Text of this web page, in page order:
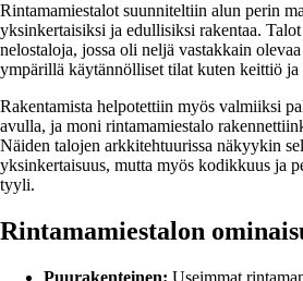
Rintamamiestalot suunniteltiin alun perin
yksinkertaisiksi ja edullisiksi rakentaa.
nelostaloja, jossa oli neljä vastakkain
ympärillä käytännölliset tilat kuten keittiö
Rakentamista helpotettiin myös valmiiksi
avulla, ja moni rintamamiestalo
Näiden talojen arkkitehtuurissa näkyykin
yksinkertaisuus, mutta myös kodikkuus ja
tyyli.
Rintamamiestalon
Puurakenteinen: Useimmat